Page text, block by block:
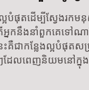
ល្អបំផុតដើម្បីស្វែងរក
អ្នកនឹងនាំពួកគេទៅណ
គឺជាកន្លែងល្អបំផុតសម្
ែលពេញនិយមនៅក្នុង